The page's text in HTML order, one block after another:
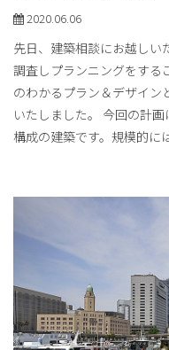
2020.06.06
先日、建築相談にお越しい
調査しプランニングをする
のわかるプラン＆デザイン
いたしました。 今回の計
構成の建築です。規模的に